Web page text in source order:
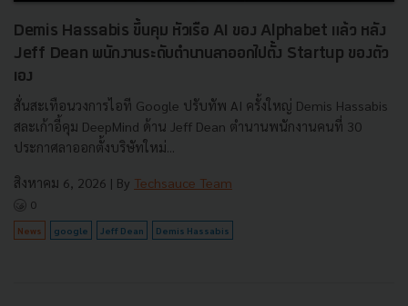
Demis Hassabis ขึ้นคุม หัวเรือ AI ของ Alphabet แล้ว หลัง
Jeff Dean พนักงานระดับตำนานลาออกไปตั้ง Startup ของตัว
เอง
สั่นสะเทือนวงการไอที Google ปรับทัพ AI ครั้งใหญ่ Demis Hassabis
สละเก้าอี้คุม DeepMind ด้าน Jeff Dean ตำนานพนักงานคนที่ 30
ประกาศลาออกตั้งบริษัทใหม่...
สิงหาคม 6, 2026 | By Techsauce Team
0
News google Jeff Dean Demis Hassabis